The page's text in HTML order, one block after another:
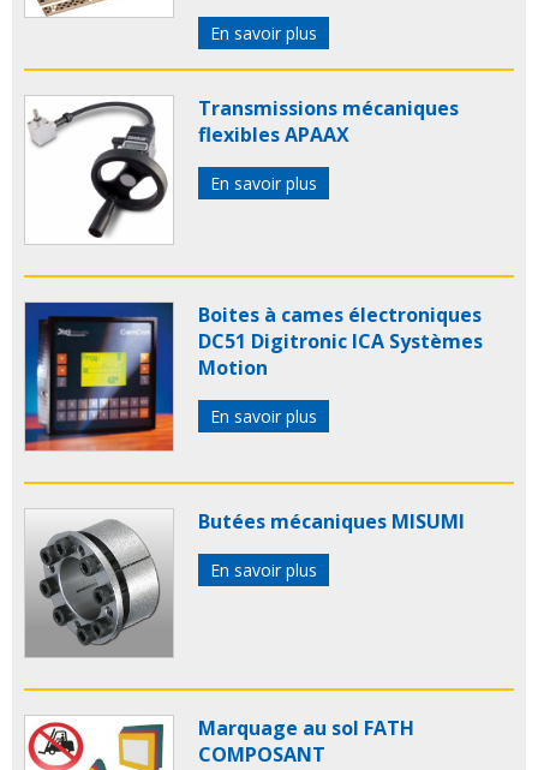
En savoir plus
Transmissions mécaniques
flexibles APAAX
En savoir plus
Boites à cames électroniques
DC51 Digitronic ICA Systèmes
Motion
En savoir plus
Butées mécaniques MISUMI
En savoir plus
Marquage au sol FATH
COMPOSANT